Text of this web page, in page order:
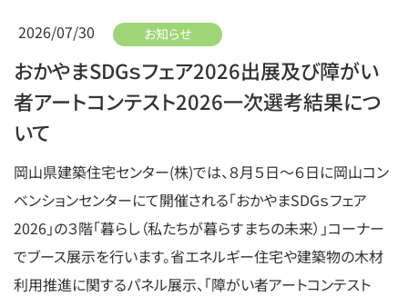
2026/07/30 お知らせ
おかやまSDGｓフェア2026出展及び障がい
者アートコンテスト2026一次選考結果につ
いて
岡山県建築住宅センター(株)では、８月５日～６日に岡山コン
ベンションセンターにて開催される「おかやまSDGｓフェア
2026」の３階「暮らし（私たちが暮らすまちの未来）」コーナー
でブース展示を行います。省エネルギー住宅や建築物の木材
利用推進に関するパネル展示、「障がい者アートコンテスト